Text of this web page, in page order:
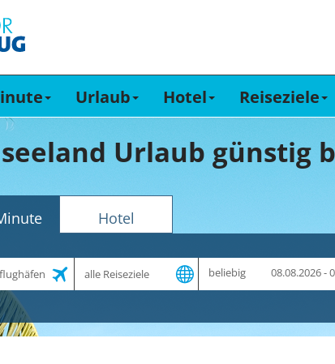
Urlaub Hotel Reiseziele
Urlaub günstig
Hotel
Zeitraum
beliebig 08.08.2026 -